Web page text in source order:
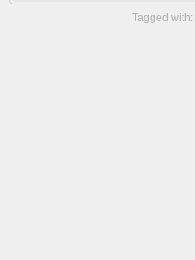
Tagged with: